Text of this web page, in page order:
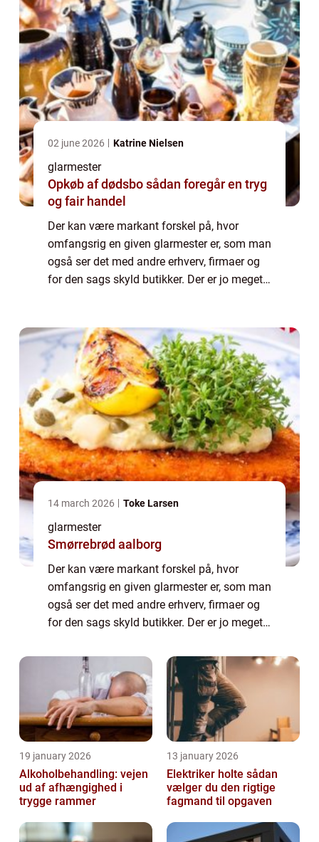
02 june 2026 Katrine Nielsen
glarmester
Opkøb af dødsbo sådan foregår en tryg
og fair handel
Der kan være markant forskel på, hvor
omfangsrig en given glarmester er, som man
også ser det med andre erhverv, firmaer og
for den sags skyld butikker. Der er jo meget
14 march 2026 Toke Larsen
glarmester
Smørrebrød aalborg
Der kan være markant forskel på, hvor
omfangsrig en given glarmester er, som man
også ser det med andre erhverv, firmaer og
for den sags skyld butikker. Der er jo meget
eksempel en...
19 january 2026
Alkoholbehandling: vejen
ud af afhængighed i
trygge rammer
13 january 2026
Elektriker holte sådan
vælger du den rigtige
fagmand til opgaven